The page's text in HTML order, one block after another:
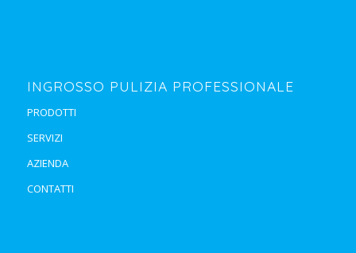
INGROSSO PULIZIA PROFESSIONALE
PRODOTTI
SERVIZI
AZIENDA
CONTATTI